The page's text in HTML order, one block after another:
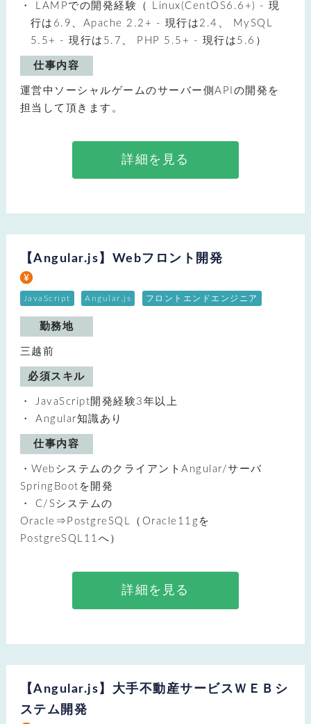
LAMPでの開発経験（ Linux(CentOS6.6+) - 現
行は6.9、Apache 2.2+ - 現行は2.4、 MySQL
5.5+ - 現行は5.7、 PHP 5.5+ - 現行は5.6）
仕事内容
運営中ソーシャルゲームのサーバー側APIの開発を
担当して頂きます。
詳細を見る
【Angular.js】Webフロント開発
JavaScript Angular.js フロントエンドエンジニア
勤務地
三越前
必須スキル
JavaScript開発経験3年以上
Angular知識あり
仕事内容
・WebシステムのクライアントAngular/サーバ
SpringBootを開発
・ C/Sシステムの
Oracle⇒PostgreSQL（Oracle11gを
PostgreSQL11へ）
詳細を見る
【Angular.js】大手不動産サービスＷＥＢシ
ステム開発